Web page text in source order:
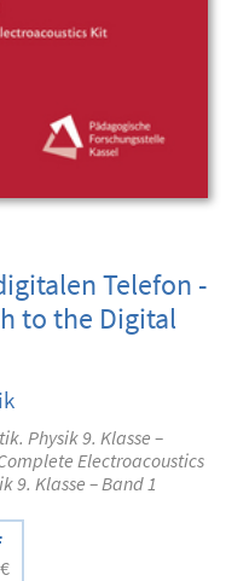
Telefon -
to the Digital
Physik 9. Klasse –
Electroacoustics
9. Klasse – Band 1